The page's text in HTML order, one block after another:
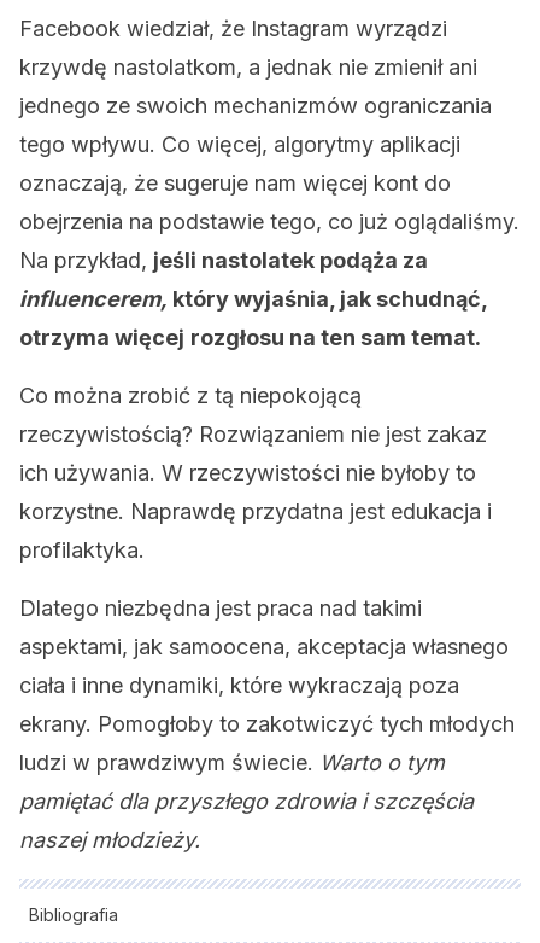
Facebook wiedział, że Instagram wyrządzi
krzywdę nastolatkom, a jednak nie zmienił ani
jednego ze swoich mechanizmów ograniczania
tego wpływu. Co więcej, algorytmy aplikacji
oznaczają, że sugeruje nam więcej kont do
obejrzenia na podstawie tego, co już oglądaliśmy.
Na przykład, jeśli nastolatek podąża za
influencerem, który wyjaśnia, jak schudnąć,
otrzyma więcej rozgłosu na ten sam temat.
Co można zrobić z tą niepokojącą
rzeczywistością? Rozwiązaniem nie jest zakaz
ich używania. W rzeczywistości nie byłoby to
korzystne. Naprawdę przydatna jest edukacja i
profilaktyka.
Dlatego niezbędna jest praca nad takimi
aspektami, jak samoocena, akceptacja własnego
ciała i inne dynamiki, które wykraczają poza
ekrany. Pomogłoby to zakotwiczyć tych młodych
ludzi w prawdziwym świecie. Warto o tym
pamiętać dla przyszłego zdrowia i szczęścia
naszej młodzieży.
Bibliografia